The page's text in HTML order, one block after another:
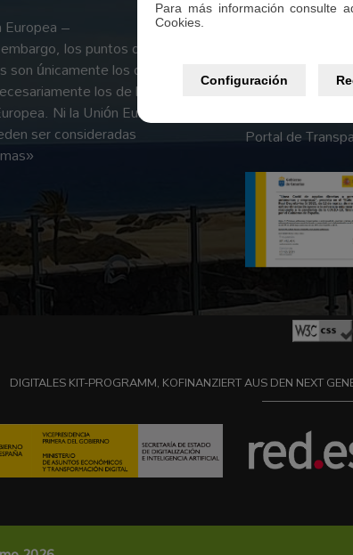
Para más información consulte
Cookies.
Configuración
Europea –
los puntos de vista y
únicamente los del autor
los de la Unión
Ni la Unión Europea ni
ser consideradas
Portal de
DIGITALES KIT-PROGRAMM, KOFINANZIERT AUS DEN NEXT